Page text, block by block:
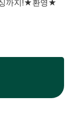
까지!★환영★